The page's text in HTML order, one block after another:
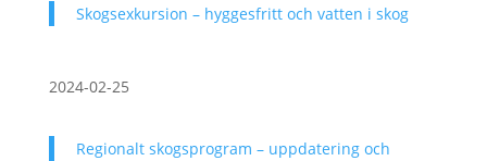
Skogsexkursion – hyggesfritt och vatten i skog
2024-02-25
Regionalt skogsprogram – uppdatering och